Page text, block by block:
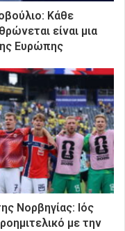
Κάθε
είναι μια
Ευρώπης
Νορβηγίας: Ιός
με την